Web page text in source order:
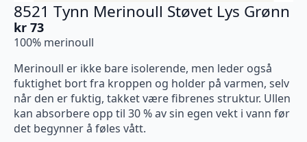
8521 Tynn Merinoull Støvet Lys Grønn
kr 73
100% merinoull
Merinoull er ikke bare isolerende, men leder også
fuktighet bort fra kroppen og holder på varmen, selv
når den er fuktig, takket være fibrenes struktur. Ullen
kan absorbere opp til 30 % av sin egen vekt i vann før
det begynner å føles vått.